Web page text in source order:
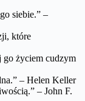
siebie.” –
które
go życiem cudzym
– Helen Keller
– John F.